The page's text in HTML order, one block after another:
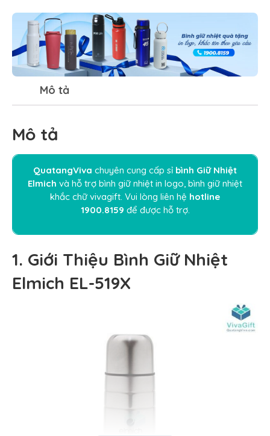
Mô tả
Mô tả
QuatangViva chuyên cung cấp sỉ bình Giữ Nhiệt
Elmich và hỗ trợ bình giữ nhiệt in logo, bình giữ nhiệt
khắc chữ vivagift. Vui lòng liên hệ hotline
1900.8159 để được hỗ trợ.
1. Giới Thiệu Bình Giữ Nhiệt
Elmich EL-519X